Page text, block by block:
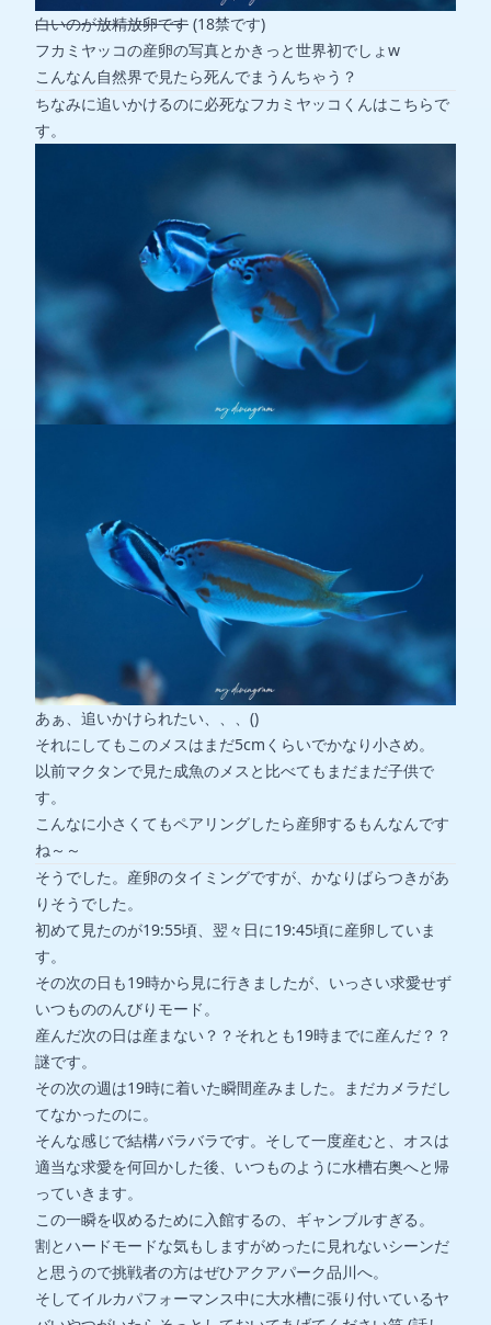
白いのが放精放卵です (18禁です)
フカミヤッコの産卵の写真とかきっと世界初でしょw
こんなん自然界で見たら死んでまうんちゃう？
ちなみに追いかけるのに必死なフカミヤッコくんはこちらで
す。
あぁ、追いかけられたい、、、()
それにしてもこのメスはまだ5cmくらいでかなり小さめ。
以前マクタンで見た成魚のメス と比べてもまだまだ子供で
す。
こんなに小さくてもペアリングしたら産卵するもんなんです
ね～～
そうでした。産卵のタイミングですが、かなりばらつきがあ
りそうでした。
初めて見たのが19:55頃、翌々日に19:45頃に産卵していま
す。
その次の日も19時から見に行きましたが、いっさい求愛せず
いつもののんびりモード。
産んだ次の日は産まない？？それとも19時までに産んだ？？
謎です。
その次の週は19時に着いた瞬間産みました。まだカメラだし
てなかったのに。
そんな感じで結構バラバラです。そして一度産むと、オスは
適当な求愛を何回かした後、いつものように水槽右奥へと帰
っていきます。
この一瞬を収めるために入館するの、ギャンブルすぎる。
割とハードモードな気もしますがめったに見れないシーンだ
と思うので挑戦者の方はぜひアクアパーク品川へ。
そしてイルカパフォーマンス中に大水槽に張り付いているヤ